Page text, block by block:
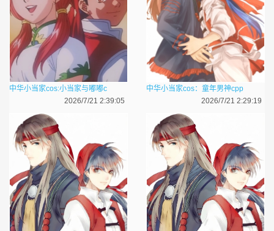
中华小当家cos:小当家与嘟嘟c
2026/7/21 2:39:05
中华小当家cos：童年男神cpp
2026/7/21 2:29:19